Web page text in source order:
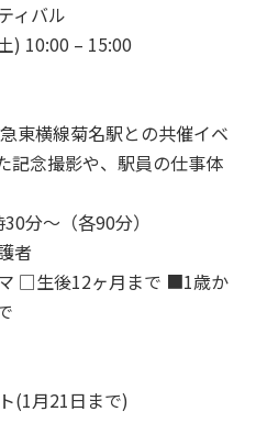
ィバル
) 10:00 – 15:00
東横線菊名駅との共催イベ
記念撮影や、駅員の仕事体
分～（各90分）
者
□生後12ヶ月まで ■1歳か
(1月21日まで)